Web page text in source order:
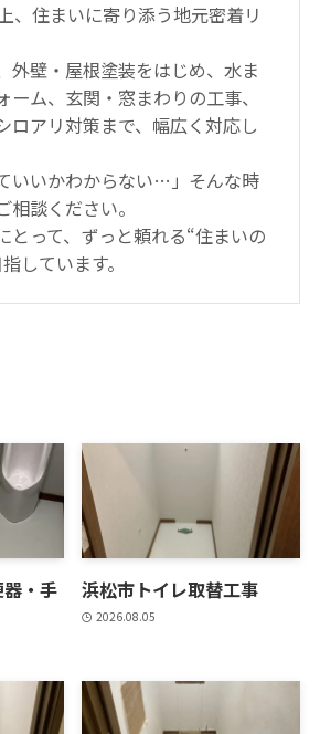
、住まいに寄り添う地元密着リ
外壁・屋根塗装をはじめ、水ま
ーム、玄関・窓まわりの工事、
ロアリ対策まで、幅広く対応し
いいかわからない…」そんな時
相談ください。
とって、ずっと頼れる“住まいの
しています。
・手
浜松市トイレ取替工事
2026.08.05